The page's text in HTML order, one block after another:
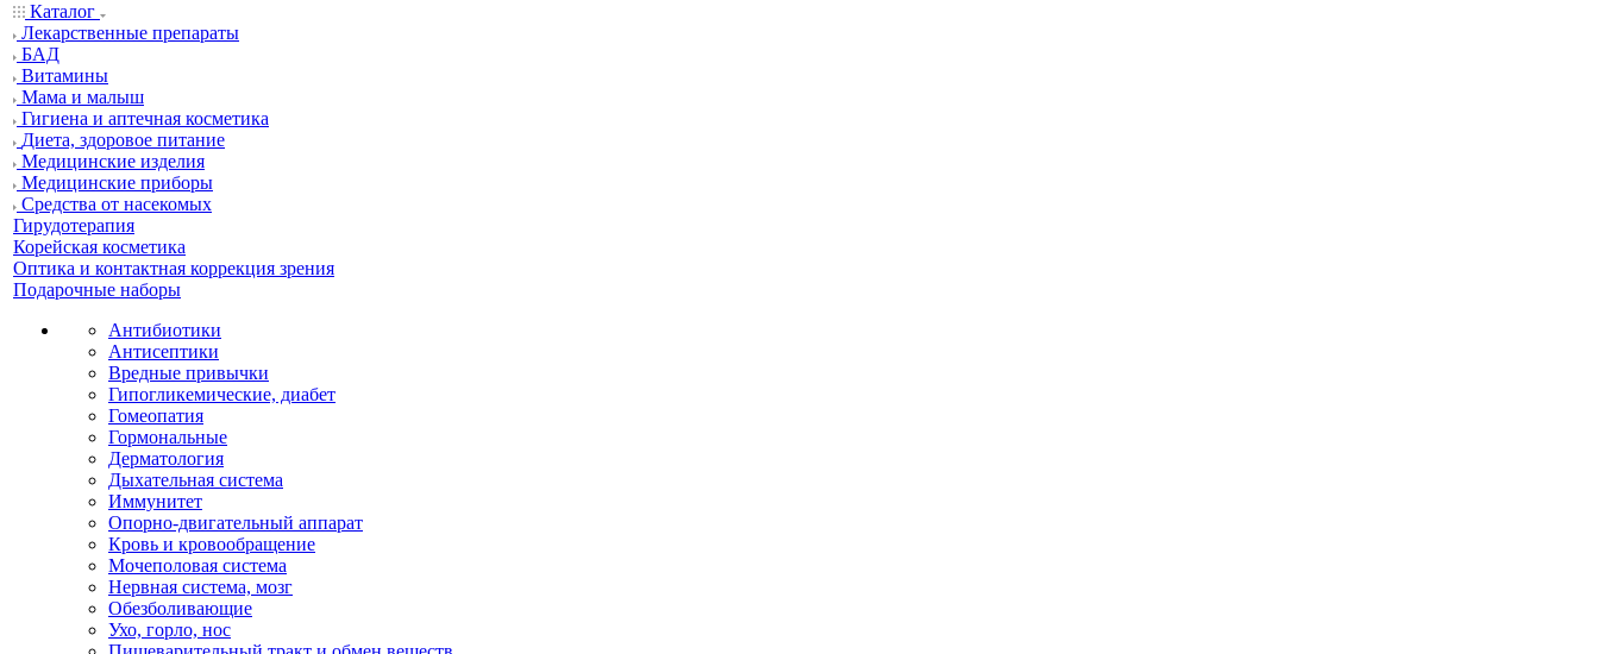
Каталог
Лекарственные препараты
БАД
Витамины
Мама и малыш
Гигиена и аптечная косметика
Диета, здоровое питание
Медицинские изделия
Медицинские приборы
Средства от насекомых
Гирудотерапия
Корейская косметика
Оптика и контактная коррекция зрения
Подарочные наборы
Антибиотики
Антисептики
Вредные привычки
Гипогликемические, диабет
Гомеопатия
Гормональные
Дерматология
Дыхательная система
Иммунитет
Опорно-двигательный аппарат
Кровь и кровообращение
Мочеполовая система
Нервная система, мозг
Обезболивающие
Ухо, горло, нос